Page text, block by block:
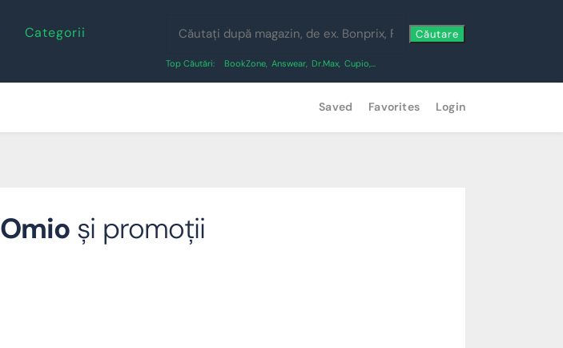
Categorii Căutare
Top Căutări: BookZone, Answear, Dr.Max, Cupio,...
Saved Favorites Login
Omio și promoții